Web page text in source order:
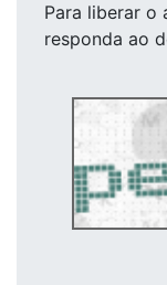
Para liberar o
responda ao